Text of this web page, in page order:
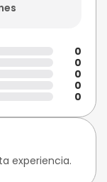
0
0
0
0
0
experiencia.